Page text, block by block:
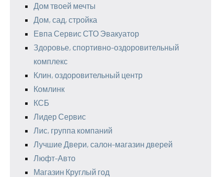
Дом твоей мечты
Дом, сад, стройка
Евпа Сервис СТО Эвакуатор
Здоровье, спортивно-оздоровительный
комплекс
Клин, оздоровительный центр
Комлинк
КСБ
Лидер Сервис
Лис, группа компаний
Лучшие Двери, салон-магазин дверей
Люфт-Авто
Магазин Круглый год